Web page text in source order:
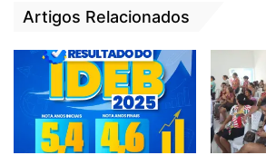
que saber o seu papel
autoridades
federais a por fim nesta
Artigos Relacionados